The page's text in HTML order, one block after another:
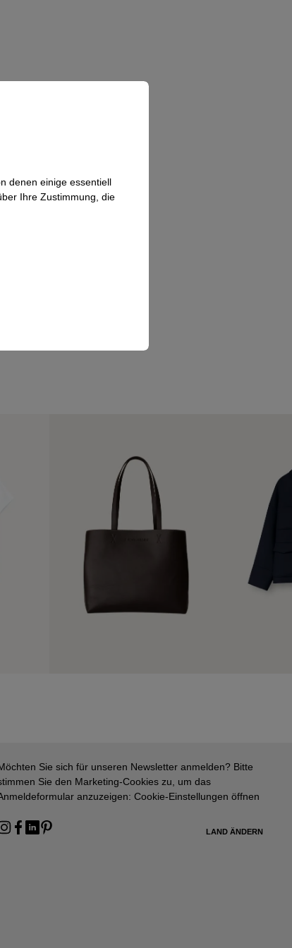
Sie sich für unseren Newsletter anmelden? Bitte
Sie den Marketing-Cookies zu, um das
anzuzeigen: Cookie-Einstellungen öffnen
LAND ÄNDERN
denen einige essentiell
Ihre Zustimmung, die